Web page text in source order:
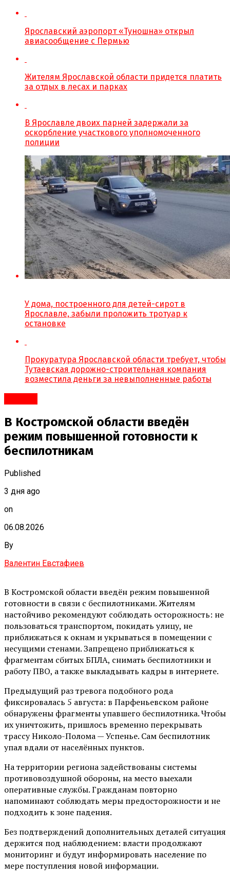
Ярославский аэропорт «Туношна» открыл
авиасообщение с Пермью
Жителям Ярославской области придется платить
за отдых в лесах и парках
В Ярославле двоих парней задержали за
оскорбление участкового уполномоченного
полиции
У дома, построенного для детей-сирот в
Ярославле, забыли проложить тротуар к
остановке
Прокуратура Ярославской области требует, чтобы
Тутаевская дорожно-строительная компания
возместила деньги за невыполненные работы
В Костромской области введён
режим повышенной готовности к
беспилотникам
Published
3 дня ago
on
06.08.2026
By
Валентин Евстафиев
В Костромской области введён режим повышенной
готовности в связи с беспилотниками. Жителям
настойчиво рекомендуют соблюдать осторожность: не
пользоваться транспортом, покидать улицу, не
приближаться к окнам и укрываться в помещении с
несущими стенами. Запрещено приближаться к
фрагментам сбитых БПЛА, снимать беспилотники и
работу ПВО, а также выкладывать кадры в интернете.
Предыдущий раз тревога подобного рода
фиксировалась 5 августа: в Парфеньевском районе
обнаружены фрагменты упавшего беспилотника. Чтобы
их уничтожить, пришлось временно перекрывать
трассу Николо-Полома — Успенье. Сам беспилотник
упал вдали от населённых пунктов.
На территории региона задействованы системы
противовоздушной обороны, на место выехали
оперативные службы. Гражданам повторно
напоминают соблюдать меры предосторожности и не
подходить к зоне падения.
Без подтверждений дополнительных деталей ситуация
держится под наблюдением: власти продолжают
мониторинг и будут информировать население по
мере поступления новой информации.